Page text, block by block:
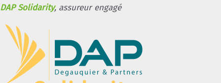
DAP Solidarity, assureur engagé